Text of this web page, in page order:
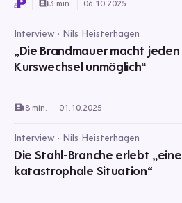
3 min. 06.10.2025
Interview · Nils Heisterhagen
„Die Brandmauer macht jeden
Kurswechsel unmöglich“
8 min. 01.10.2025
Interview · Nils Heisterhagen
Die Stahl-Branche erlebt „eine
katastrophale Situation“